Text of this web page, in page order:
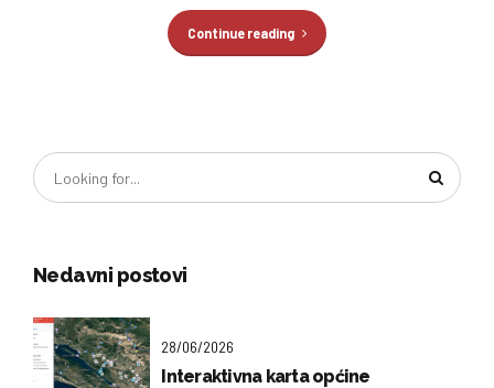
Continue reading
Nedavni postovi
28/06/2026
Interaktivna karta općine